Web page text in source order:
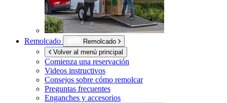
Remolcado
Remolcado
Volver al menú principal
Comienza una reservación
Videos instructivos
Consejos sobre cómo remolcar
Preguntas frecuentes
Enganches y accesorios